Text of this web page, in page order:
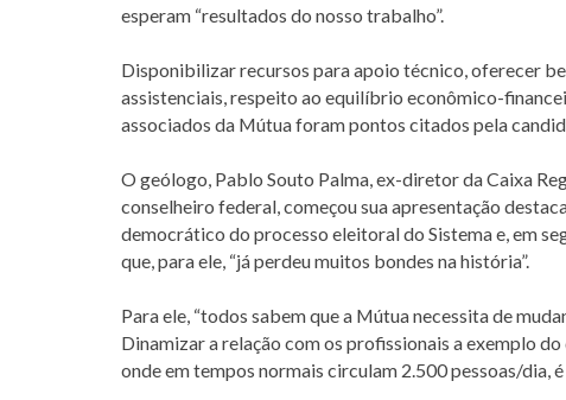
esperam “resultados do nosso trabalho”.
Disponibilizar recursos para apoio técnico, oferecer
assistenciais, respeito ao equilíbrio econômico-
associados da Mútua foram pontos citados pela
O geólogo, Pablo Souto Palma, ex-diretor da Caixa
conselheiro federal, começou sua apresentação
democrático do processo eleitoral do Sistema e, em
que, para ele, “já perdeu muitos bondes na história”.
Para ele, “todos sabem que a Mútua necessita de
Dinamizar a relação com os profissionais a exemplo
onde em tempos normais circulam 2.500 pessoas/dia,